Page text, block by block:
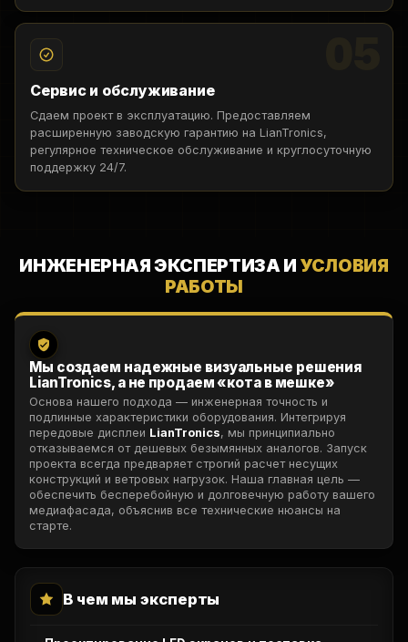
Сервис и обслуживание
Сдаем проект в эксплуатацию. Предоставляем
расширенную заводскую гарантию на LianTronics,
регулярное техническое обслуживание и круглосуточную
поддержку 24/7.
ИНЖЕНЕРНАЯ ЭКСПЕРТИЗА И УСЛОВИЯ
РАБОТЫ
Мы создаем надежные визуальные решения
LianTronics, а не продаем «кота в мешке»
Основа нашего подхода — инженерная точность и
подлинные характеристики оборудования. Интегрируя
передовые дисплеи LianTronics, мы принципиально
отказываемся от дешевых безымянных аналогов. Запуск
проекта всегда предваряет строгий расчет несущих
конструкций и ветровых нагрузок. Наша главная цель —
обеспечить бесперебойную и долговечную работу вашего
медиафасада, объяснив все технические нюансы на
старте.
В чем мы эксперты